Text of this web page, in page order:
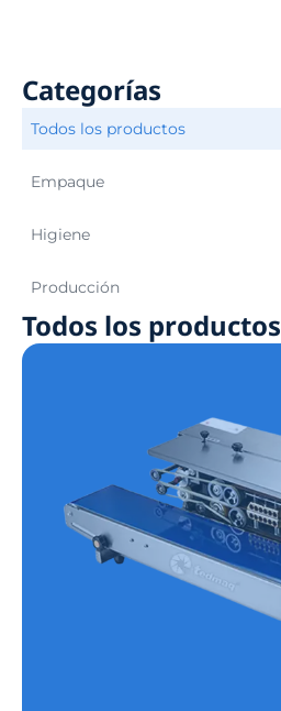
Categorías
Empaque
Higiene
Producción
Todos los productos
Todos los productos